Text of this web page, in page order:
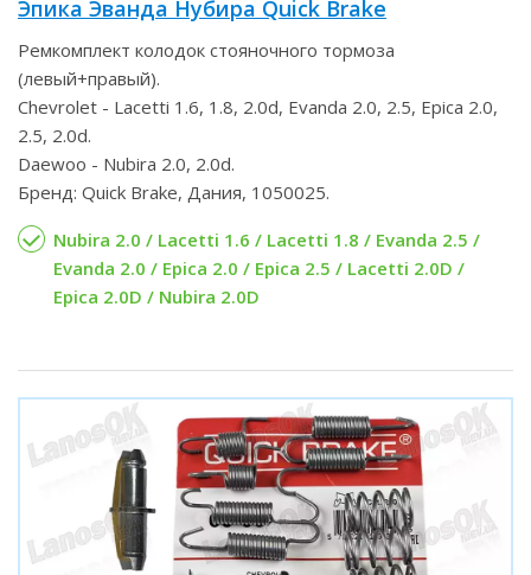
Эпика Эванда Нубира Quick Brake
Ремкомплект колодок стояночного тормоза
(левый+правый).
Chevrolet - Lacetti 1.6, 1.8, 2.0d, Evanda 2.0, 2.5, Epica 2.0,
2.5, 2.0d.
Daewoo - Nubira 2.0, 2.0d.
Бренд: Quick Brake, Дания, 1050025.
Nubira 2.0 / Lacetti 1.6 / Lacetti 1.8 / Evanda 2.5 /
Evanda 2.0 / Epica 2.0 / Epica 2.5 / Lacetti 2.0D /
Epica 2.0D / Nubira 2.0D